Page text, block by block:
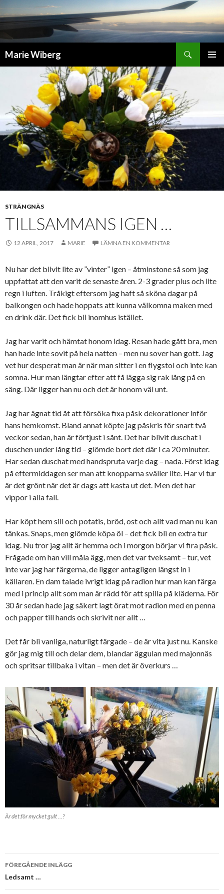
Marie Wiberg
STRÄNGNÄS
TILLSAMMANS IGEN …
12 APRIL, 2017 MARIE LÄMNA EN KOMMENTAR
Nu har det blivit lite av ”vinter” igen – åtminstone så som jag
uppfattat att den varit de senaste åren. 2-3 grader plus och lite
regn i luften. Tråkigt eftersom jag haft så sköna dagar på
balkongen och hade hoppats att kunna välkomna maken med
en drink där. Det fick bli inomhus istället.
Jag har varit och hämtat honom idag. Resan hade gått bra, men
han hade inte sovit på hela natten – men nu sover han gott. Jag
vet hur desperat man är när man sitter i en flygstol och inte kan
somna. Hur man längtar efter att få lägga sig rak lång på en
säng. Där ligger han nu och det är honom väl unt.
Jag har ägnat tid åt att försöka fixa påsk dekorationer inför
hans hemkomst. Bland annat köpte jag påskris för snart två
veckor sedan, han är förtjust i sånt. Det har blivit duschat i
duschen under lång tid – glömde bort det där i ca 20 minuter.
Har sedan duschat med handspruta varje dag – nada. Först idag
på eftermiddagen ser man att knopparna sväller lite. Har vi tur
är det grönt när det är dags att kasta ut det. Men det har
vippor i alla fall.
Har köpt hem sill och potatis, bröd, ost och allt vad man nu kan
tänkas. Snaps, men glömde köpa öl – det fick bli en extra tur
idag. Nu tror jag allt är hemma och i morgon börjar vi fira påsk.
Frågade om han vill måla ägg, men det var tveksamt – tur, vet
inte var jag har färgerna, de ligger antagligen längst in i
källaren. En dam talade ivrigt idag på radion hur man kan färga
med i princip allt som man är rädd för att spilla på kläderna. För
30 år sedan hade jag säkert lagt örat mot radion med en penna
och papper till hands och skrivit ner allt …
Det får bli vanliga, naturligt färgade – de är vita just nu. Kanske
gör jag mig till och delar dem, blandar äggulan med majonnäs
och spritsar tillbaka i vitan – men det är överkurs …
Är det för mycket gult …?
Inläggsnavigering
FÖREGÅENDE INLÄGG
Ledsamt …